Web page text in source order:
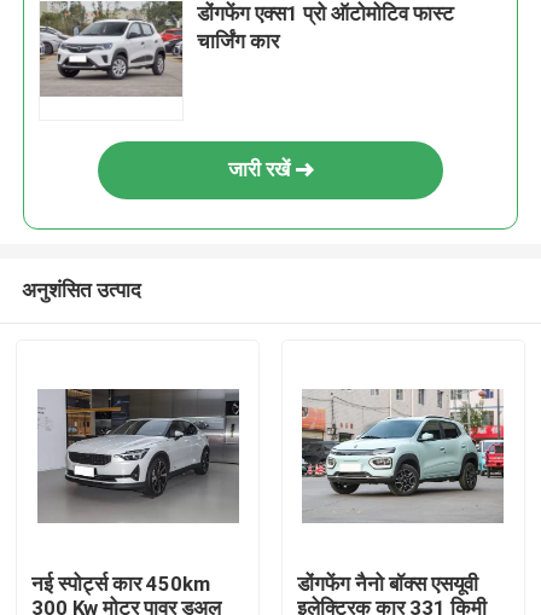
डोंगफेंग एक्स1 प्रो ऑटोमोटिव फास्ट
चार्जिंग कार
जारी रखें
अनुशंसित उत्पाद
नई स्पोर्ट्स कार 450km
300 Kw मोटर पावर डुअल
डोंगफेंग नैनो बॉक्स एसयूवी
इलेक्ट्रिक कार 331 किमी